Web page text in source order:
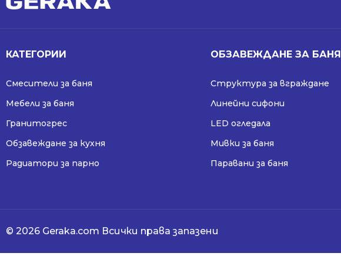
КАТЕГОРИИ
Смесители за баня
Мебели за баня
Гранитогрес
Обзавеждане за кухня
Радиатори за парно
ОБЗАВЕЖДАНЕ ЗА БАНЯ
Структура за вграждане
Линейни сифони
LED огледала
Мивки за баня
Паравани за баня
© 2026 Geraka.com Всички права запазени